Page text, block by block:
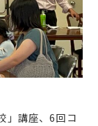
」講座、6回コ